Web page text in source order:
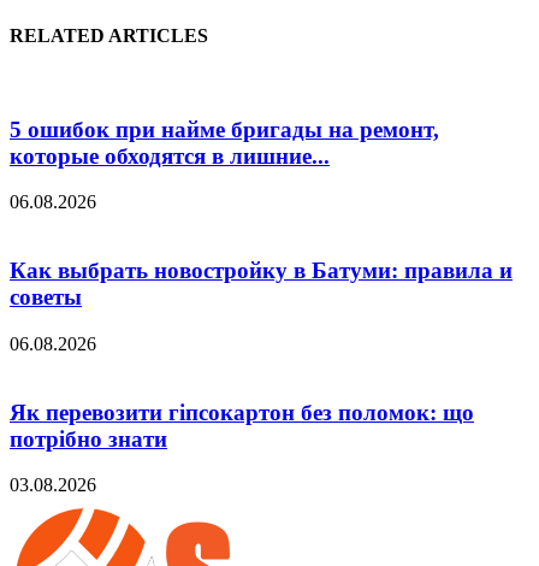
RELATED ARTICLES
5 ошибок при найме бригады на ремонт,
которые обходятся в лишние...
06.08.2026
Как выбрать новостройку в Батуми: правила и
советы
06.08.2026
Як перевозити гіпсокартон без поломок: що
потрібно знати
03.08.2026